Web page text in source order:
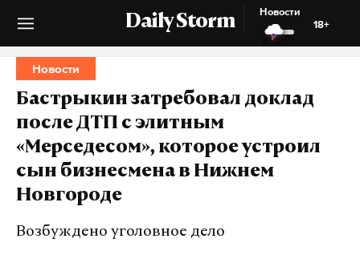
Daily Storm
Новости
18+
Новости
Бастрыкин затребовал доклад
после ДТП с элитным
«Мерседесом», которое устроил
сын бизнесмена в Нижнем
Новгороде
Возбуждено уголовное дело